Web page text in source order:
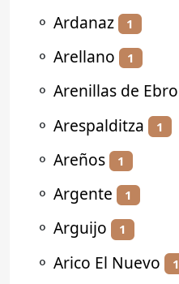
⚬ Ardanaz 1
⚬ Arellano 1
⚬ Arenillas de Ebro
⚬ Arespalditza 1
⚬ Areños 1
⚬ Argente 1
⚬ Arguijo 1
⚬ Arico El Nuevo 1